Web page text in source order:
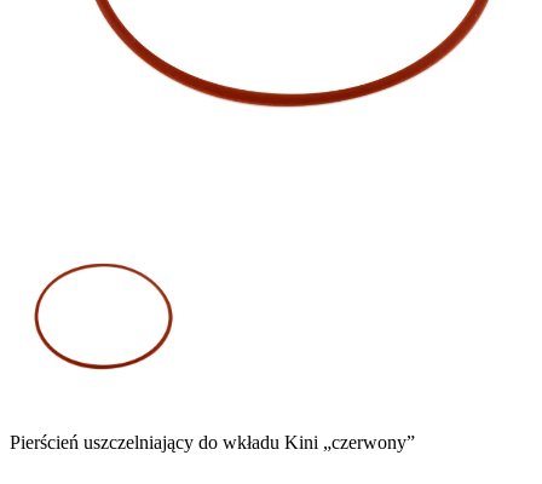
Pierścień uszczelniający do wkładu Kini „czerwony”